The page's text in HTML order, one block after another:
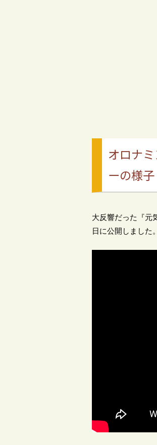
オロナ
ーの様子
大反響だった『元
日に公開しました